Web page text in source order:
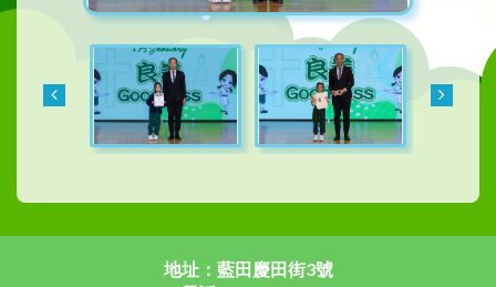
地址：藍田慶田街3號